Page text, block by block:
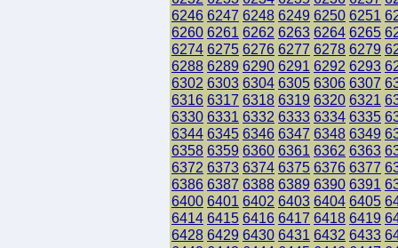
6246 6247 6248 6249 6250 6251
6260 6261 6262 6263 6264 6265
6274 6275 6276 6277 6278 6279
6288 6289 6290 6291 6292 6293
6302 6303 6304 6305 6306 6307
6316 6317 6318 6319 6320 6321
6330 6331 6332 6333 6334 6335
6344 6345 6346 6347 6348 6349
6358 6359 6360 6361 6362 6363
6372 6373 6374 6375 6376 6377
6386 6387 6388 6389 6390 6391
6400 6401 6402 6403 6404 6405
6414 6415 6416 6417 6418 6419
6428 6429 6430 6431 6432 6433